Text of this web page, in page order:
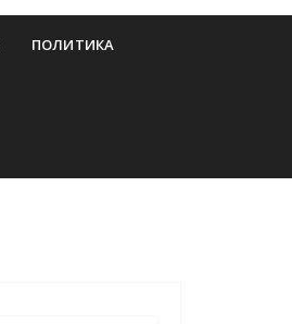
ПОЛИТИКА